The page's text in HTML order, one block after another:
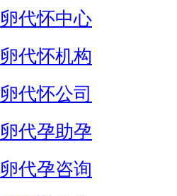
代怀中心
代怀机构
代怀公司
代孕助孕
代孕咨询